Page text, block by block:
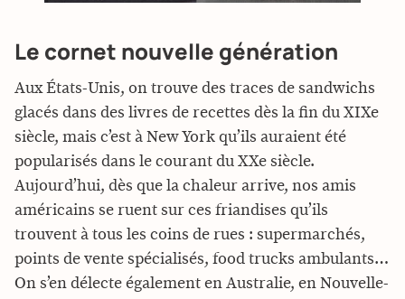
Le cornet nouvelle génération
Aux États-Unis, on trouve des traces de sandwichs
glacés dans des livres de recettes dès la fin du XIXe
siècle, mais c’est à New York qu’ils auraient été
popularisés dans le courant du XXe siècle.
Aujourd’hui, dès que la chaleur arrive, nos amis
américains se ruent sur ces friandises qu’ils
trouvent à tous les coins de rues : supermarchés,
points de vente spécialisés, food trucks ambulants…
On s’en délecte également en Australie, en Nouvelle-